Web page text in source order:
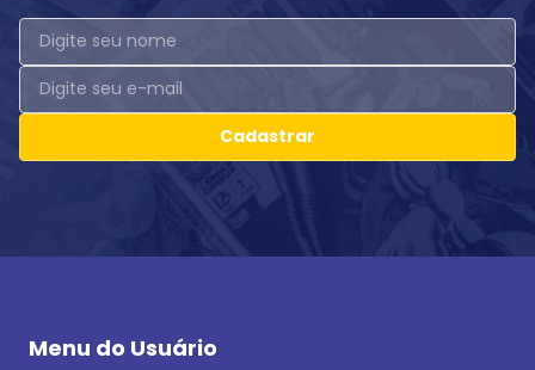
Cadastrar
Menu do Usuário